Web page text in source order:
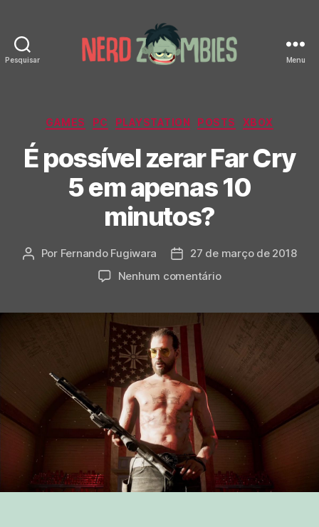
Pesquisar Menu
Categorias
GAMES PC PLAYSTATION POSTS XBOX
É possível zerar Far Cry
5 em apenas 10
minutos?
Autor
Por Fernando Fugiwara
Data27 de março de 2018
Nenhum comentárioem
zerar
5
em
apenas
minutos?